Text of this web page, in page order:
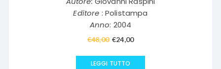
Editore : Polistampa
Anno: 2004
€48,00 Il
originale
€24,00Il
LEGGI TUTTO